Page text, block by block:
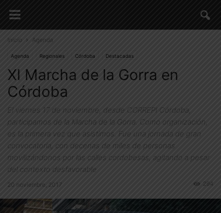
Inicio Agenda
Agenda Regionales Córdoba Destacadas
XI Marcha de la Gorra en
Córdoba
El viernes 17 de noviembre, desde CORREPI Córdoba,
participamos de la Marcha de la Gorra. Como organización,
es la primera vez que asistimos. Fue una jornada de gran
convocatoria, con decenas de miles de personas
movilizándonos por las calles cordobesas, agitando a pesar
del contexto desfavorable
20 noviembre, 2017 294